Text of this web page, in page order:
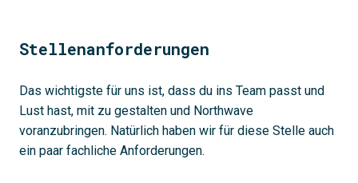
Stellenanforderungen
Das wichtigste für uns ist, dass du ins Team passt und
Lust hast, mit zu gestalten und Northwave
voranzubringen. Natürlich haben wir für diese Stelle auch
ein paar fachliche Anforderungen.